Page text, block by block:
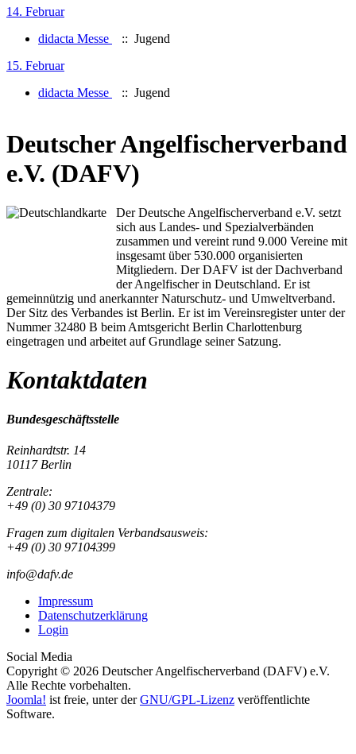
14. Februar
didacta Messe
:: Jugend
15. Februar
didacta Messe
:: Jugend
Deutscher Angelfischerverband
e.V. (DAFV)
Der Deutsche Angelfischerverband e.V. setzt
sich aus Landes- und Spezialverbänden
zusammen und vereint rund 9.000 Vereine mit
insgesamt über 530.000 organisierten
Mitgliedern. Der DAFV ist der Dachverband
der Angelfischer in Deutschland. Er ist
gemeinnützig und anerkannter Naturschutz- und Umweltverband.
Der Sitz des Verbandes ist Berlin. Er ist im Vereinsregister unter der
Nummer 32480 B beim Amtsgericht Berlin Charlottenburg
eingetragen und arbeitet auf Grundlage seiner Satzung.
Kontaktdaten
Bundesgeschäftsstelle
Reinhardtstr. 14
10117 Berlin
Zentrale:
+49 (0) 30 97104379
Fragen zum digitalen Verbandsausweis:
+49 (0) 30 97104399
info@dafv.de
Impressum
Datenschutzerklärung
Login
Social Media
Copyright © 2026 Deutscher Angelfischerverband (DAFV) e.V.
Alle Rechte vorbehalten.
Joomla! ist freie, unter derGNU/GPL-Lizenz veröffentlichte
Software.